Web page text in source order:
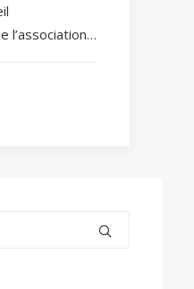
l’association…